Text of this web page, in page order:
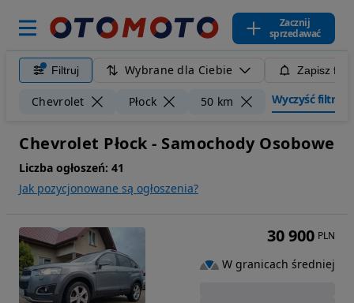
Zacznij
sprzedawać
Filtruj Wybrane dla Ciebie Zapisz
Chevrolet Płock 50 km Wyczyść filtry
Chevrolet Płock - Samochody Osobowe
Liczba ogłoszeń: 41
Jak pozycjonowane są ogłoszenia?
30 900 PLN
W granicach średniej